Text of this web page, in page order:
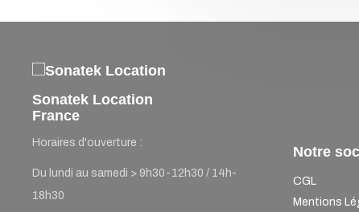
Sonatek Location
France
Horaires d'ouverture :
Du lundi au samedi > 9h30-12h30 / 14h-
18h30
Notre
CGL
Mentions